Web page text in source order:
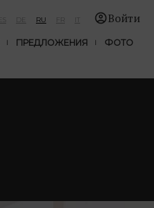
Войти
RU FR IT
ПРЕДЛОЖЕНИЯ ФОТО